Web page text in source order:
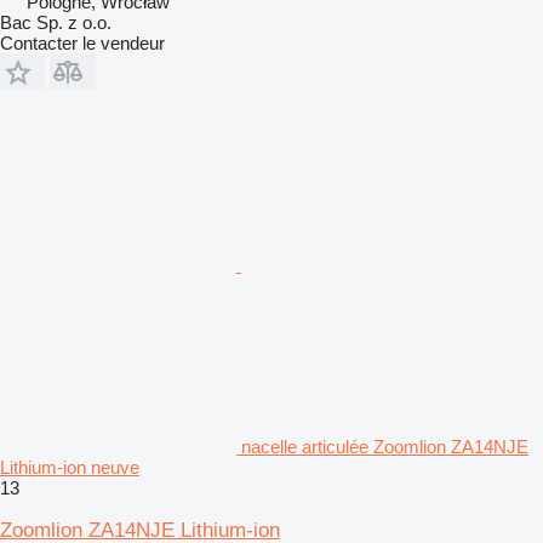
Bac Sp. z o.o.
Contacter le vendeur
nacelle articulée Zoomlion ZA14NJE
Lithium-ion neuve
13
Zoomlion ZA14NJE Lithium-ion